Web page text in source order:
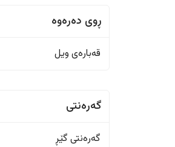
ڕوی دەرەوە
قەبارەی ویل
گەرەنتی
گەرەنتی گێڕ